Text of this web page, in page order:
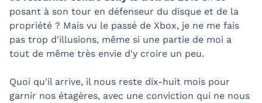
posant à son tour en défenseur du disque et de la
propriété ? Mais vu le passé de Xbox, je ne me fais
pas trop d'illusions, même si une partie de moi a
tout de même très envie d'y croire un peu.
Quoi qu'il arrive, il nous reste dix-huit mois pour
garnir nos étagères, avec une conviction qui ne nous